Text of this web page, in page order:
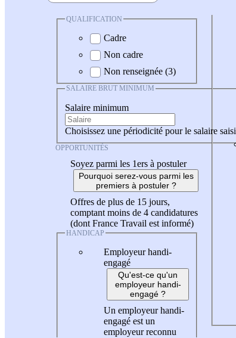
QUALIFICATION
Cadre
Non cadre
Non renseignée (3)
SALAIRE BRUT MINIMUM
Salaire minimum
Choisissez une périodicité pour le salaire saisi
OPPORTUNITÉS
Soyez parmi les 1ers à postuler
Pourquoi serez-vous parmi les
premiers à postuler ?
Offres de plus de 15 jours,
comptant moins de 4 candidatures
(dont France Travail est informé)
HANDICAP
Employeur handi-
engagé
Qu'est-ce qu'un
employeur handi-
engagé ?
Un employeur handi-
engagé est un
employeur reconnu